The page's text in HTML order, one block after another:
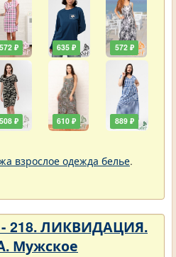
572 ₽
508 ₽
635 ₽
610 ₽
572 ₽
889 ₽
взрослое одежда белье.
218. ЛИКВИДАЦИЯ.
Мужское